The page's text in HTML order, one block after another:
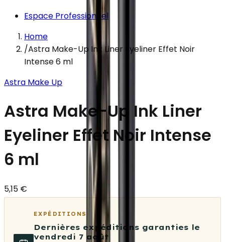
Espace Professionnel
Home
/Astra Make-Up Ink Liner Eyeliner Effet Noir
Intense 6 ml
Astra Make Up
Astra Make-Up Ink Liner
Eyeliner Effet Noir Intense
6 ml
5,15 €
EXPÉDITIONS
Dernières expéditions garanties le
vendredi 7 août